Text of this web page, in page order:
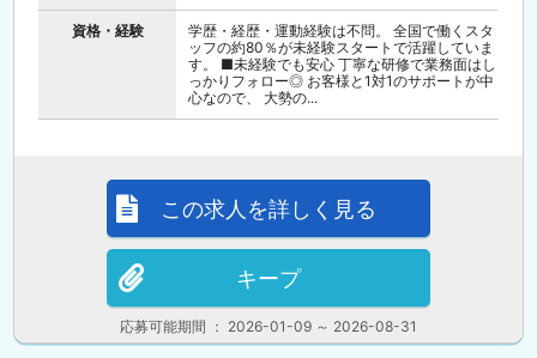
資格・経験
学歴・経歴・運動経験は不問。 全国で働くスタ
ッフの約80％が未経験スタートで活躍していま
す。 ■未経験でも安心 丁寧な研修で業務面はし
っかりフォロー◎ お客様と1対1のサポートが中
心なので、 大勢の...
応募可能期間 ： 2026-01-09 ～ 2026-08-31
この求人を詳しく見る
キープ